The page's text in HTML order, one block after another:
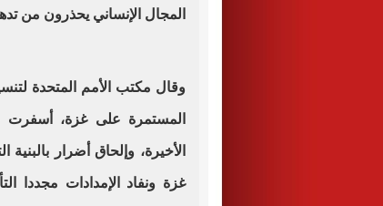
المجال الإنساني يحذرون من
وقال مكتب الأمم المتحدة
المستمرة على غزة، أسفرت
الأخيرة، وإلحاق أضرار
غزة ونفاد الإمدادات مجددا